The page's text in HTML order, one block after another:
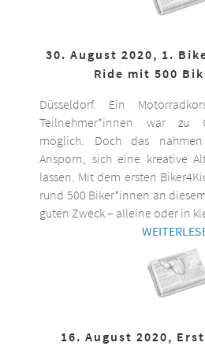
30. August 2020, 1.
Ride mit 500
Düsseldorf. Ein
Teilnehmer*innen war zu
möglich. Doch das
Ansporn, sich eine kreative
lassen. Mit dem ersten
rund 500 Biker*innen an
guten Zweck – alleine oder in
16. August 2020,